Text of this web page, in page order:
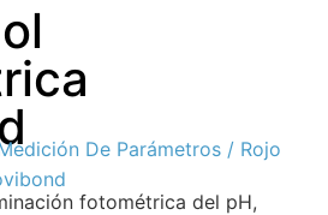
De Parámetros/ Rojo
fotométrica del pH,